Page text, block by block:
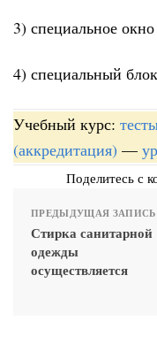
3) специальное окно
4) специальный блок
Учебный курс:
(аккредитация) —
Поделитесь с
ПРЕДЫДУЩАЯ ЗАПИСЬ
Стирка санитарной
одежды
осуществляется